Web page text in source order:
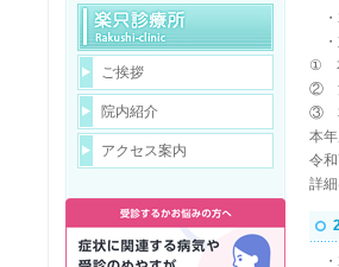
ご挨拶
院内紹介
アクセス案内
・
・
①
② 満
③
本
令
詳
・